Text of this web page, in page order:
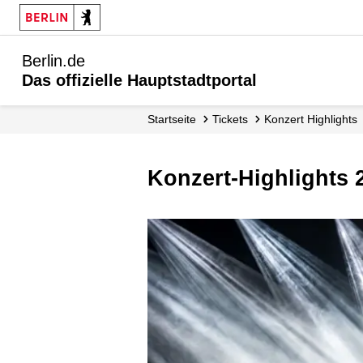
Berlin.de
Das offizielle Hauptstadtportal
Startseite Tickets Konzert Highlights
Konzert-Highlights